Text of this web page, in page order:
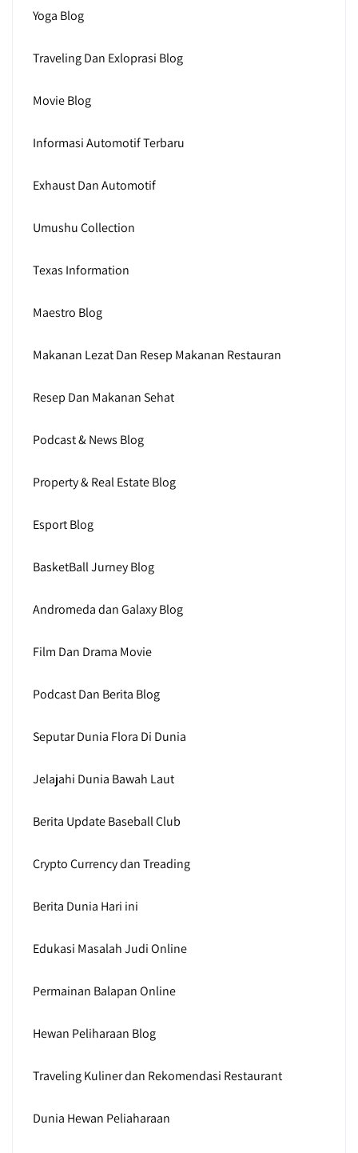
Yoga Blog
Traveling Dan Exloprasi Blog
Movie Blog
Informasi Automotif Terbaru
Exhaust Dan Automotif
Umushu Collection
Texas Information
Maestro Blog
Makanan Lezat Dan Resep Makanan Restauran
Resep Dan Makanan Sehat
Podcast & News Blog
Property & Real Estate Blog
Esport Blog
BasketBall Jurney Blog
Andromeda dan Galaxy Blog
Film Dan Drama Movie
Podcast Dan Berita Blog
Seputar Dunia Flora Di Dunia
Jelajahi Dunia Bawah Laut
Berita Update Baseball Club
Crypto Currency dan Treading
Berita Dunia Hari ini
Edukasi Masalah Judi Online
Permainan Balapan Online
Hewan Peliharaan Blog
Traveling Kuliner dan Rekomendasi Restaurant
Dunia Hewan Peliaharaan